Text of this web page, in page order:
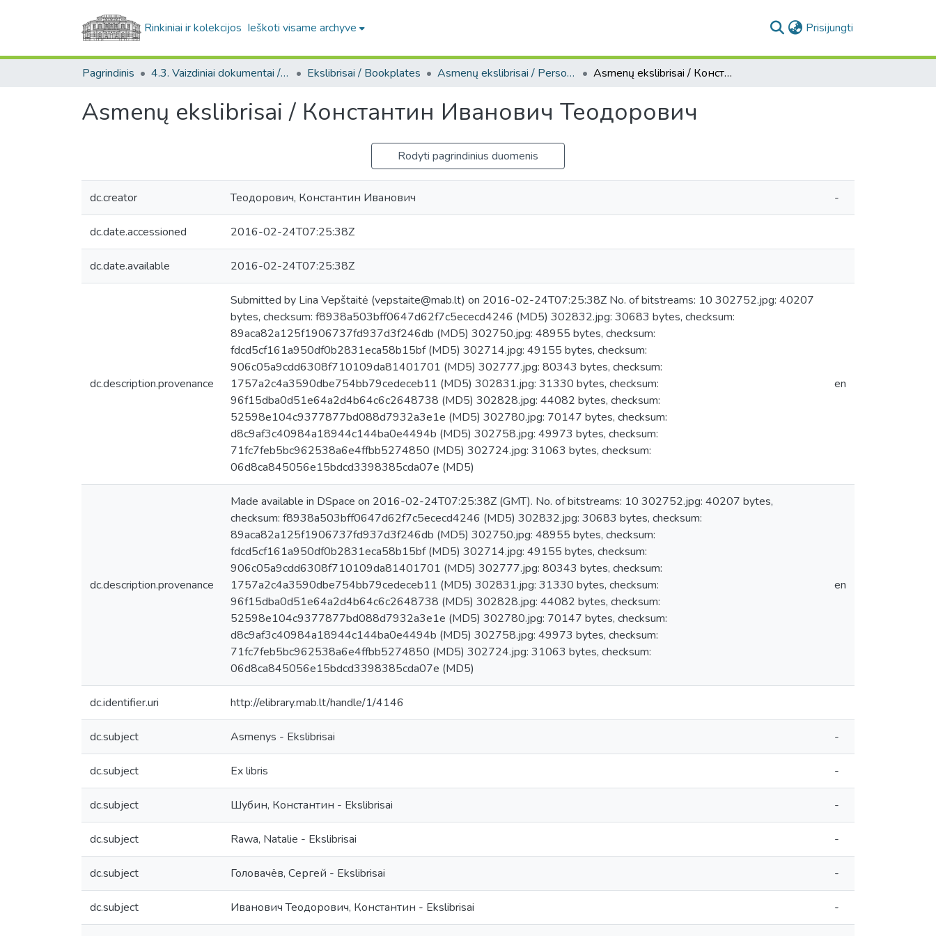
Rinkiniai ir kolekcijos Ieškoti visame archyve Prisijungti
Pagrindinis 4.3. Vaizdiniai dokumentai / Visual documents Ekslibrisai / Bookplates Asmenų ekslibrisai / Personal bookplates Asmenų ekslibrisai / Константин Иванович Теодорович
Asmenų ekslibrisai / Константин Иванович Теодорович
Rodyti pagrindinius duomenis
dc.creator Теодорович, Константин Иванович -
dc.date.accessioned 2016-02-24T07:25:38Z
dc.date.available 2016-02-24T07:25:38Z
dc.description.provenance
Submitted by Lina Vepštaitė (vepstaite@mab.lt) on 2016-02-24T07:25:38Z No. of bitstreams: 10 302752.jpg: 40207
bytes, checksum: f8938a503bff0647d62f7c5ececd4246 (MD5) 302832.jpg: 30683 bytes, checksum:
89aca82a125f1906737fd937d3f246db (MD5) 302750.jpg: 48955 bytes, checksum:
fdcd5cf161a950df0b2831eca58b15bf (MD5) 302714.jpg: 49155 bytes, checksum:
906c05a9cdd6308f710109da81401701 (MD5) 302777.jpg: 80343 bytes, checksum:
1757a2c4a3590dbe754bb79cedeceb11 (MD5) 302831.jpg: 31330 bytes, checksum:
96f15dba0d51e64a2d4b64c6c2648738 (MD5) 302828.jpg: 44082 bytes, checksum:
52598e104c9377877bd088d7932a3e1e (MD5) 302780.jpg: 70147 bytes, checksum:
d8c9af3c40984a18944c144ba0e4494b (MD5) 302758.jpg: 49973 bytes, checksum:
71fc7feb5bc962538a6e4ffbb5274850 (MD5) 302724.jpg: 31063 bytes, checksum:
06d8ca845056e15bdcd3398385cda07e (MD5)
en
dc.description.provenance
Made available in DSpace on 2016-02-24T07:25:38Z (GMT). No. of bitstreams: 10 302752.jpg: 40207 bytes,
checksum: f8938a503bff0647d62f7c5ececd4246 (MD5) 302832.jpg: 30683 bytes, checksum:
89aca82a125f1906737fd937d3f246db (MD5) 302750.jpg: 48955 bytes, checksum:
fdcd5cf161a950df0b2831eca58b15bf (MD5) 302714.jpg: 49155 bytes, checksum:
906c05a9cdd6308f710109da81401701 (MD5) 302777.jpg: 80343 bytes, checksum:
1757a2c4a3590dbe754bb79cedeceb11 (MD5) 302831.jpg: 31330 bytes, checksum:
96f15dba0d51e64a2d4b64c6c2648738 (MD5) 302828.jpg: 44082 bytes, checksum:
52598e104c9377877bd088d7932a3e1e (MD5) 302780.jpg: 70147 bytes, checksum:
d8c9af3c40984a18944c144ba0e4494b (MD5) 302758.jpg: 49973 bytes, checksum:
71fc7feb5bc962538a6e4ffbb5274850 (MD5) 302724.jpg: 31063 bytes, checksum:
06d8ca845056e15bdcd3398385cda07e (MD5)
en
dc.identifier.uri http://elibrary.mab.lt/handle/1/4146
dc.subject Asmenys - Ekslibrisai -
dc.subject Ex libris -
dc.subject Шубин, Константин - Ekslibrisai -
dc.subject Rawa, Natalie - Ekslibrisai -
dc.subject Головачёв, Сергей - Ekslibrisai -
dc.subject Иванович Теодорович, Константин - Ekslibrisai -